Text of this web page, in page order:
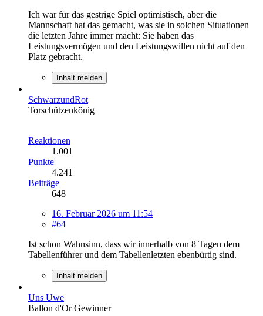
Ich war für das gestrige Spiel optimistisch, aber die
Mannschaft hat das gemacht, was sie in solchen Situationen
die letzten Jahre immer macht: Sie haben das
Leistungsvermögen und den Leistungswillen nicht auf den
Platz gebracht.
Inhalt melden
SchwarzundRot
Torschützenkönig
Reaktionen
1.001
Punkte
4.241
Beiträge
648
16. Februar 2026 um 11:54
#64
Ist schon Wahnsinn, dass wir innerhalb von 8 Tagen dem
Tabellenführer und dem Tabellenletzten ebenbürtig sind.
Inhalt melden
Uns Uwe
Ballon d'Or Gewinner